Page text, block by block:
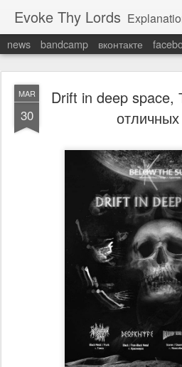
Evoke Thy Lords Explanations are just fictions to make us feel safe. Otherwise,
news bandcamp вконтакте
MAR
30
Drift in deep space,